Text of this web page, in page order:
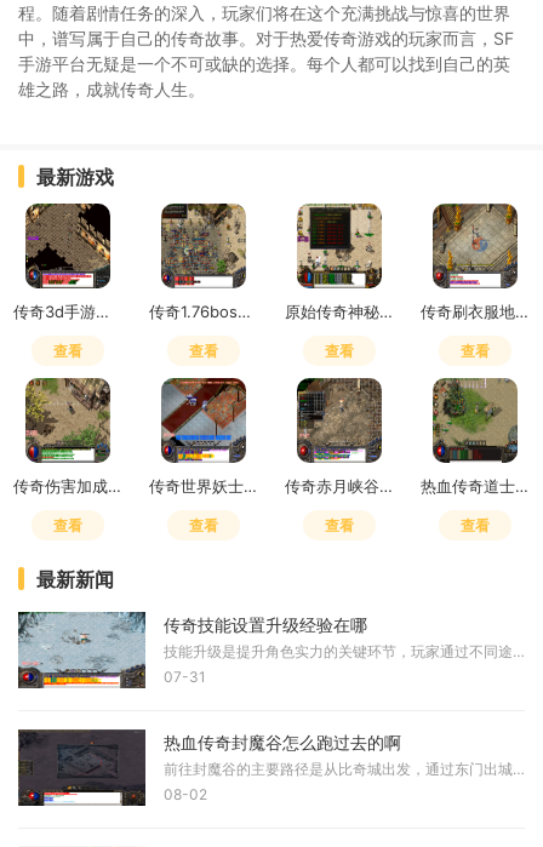
程。随着剧情任务的深入，玩家们将在这个充满挑战与惊喜的世界
中，谱写属于自己的传奇故事。对于热爱传奇游戏的玩家而言，SF
手游平台无疑是一个不可或缺的选择。每个人都可以找到自己的英
雄之路，成就传奇人生。
最新游戏
传奇3d手游是赛季制吗怎么玩
查看
传奇1.76boss掉落
查看
原始传奇神秘之石在哪里获得
查看
传奇刷衣服地点怎么去
查看
传奇伤害加成和致命一击哪个好用
查看
传奇世界妖士有元神吗
查看
传奇赤月峡谷广场药店在哪
查看
热血传奇道士嗜血术吸多少血
查看
最新新闻
传奇技能设置升级经验在哪
技能升级是提升角色实力的关键环节，玩家通过不同途径获取技能书或积累经验值来实现技能等级的提升。技能的升级直接影响角色的战斗效率和生存能力，因此了解技能升级的具体位
07-31
热血传奇封魔谷怎么跑过去的啊
前往封魔谷的主要路径是从比奇城出发，通过东门出城后进入沃玛森林，接着向右下方即东南方向移动，即可找到封魔谷的入口。另一条路线是从盟重土城开始，向左下方即西南方向移
08-02